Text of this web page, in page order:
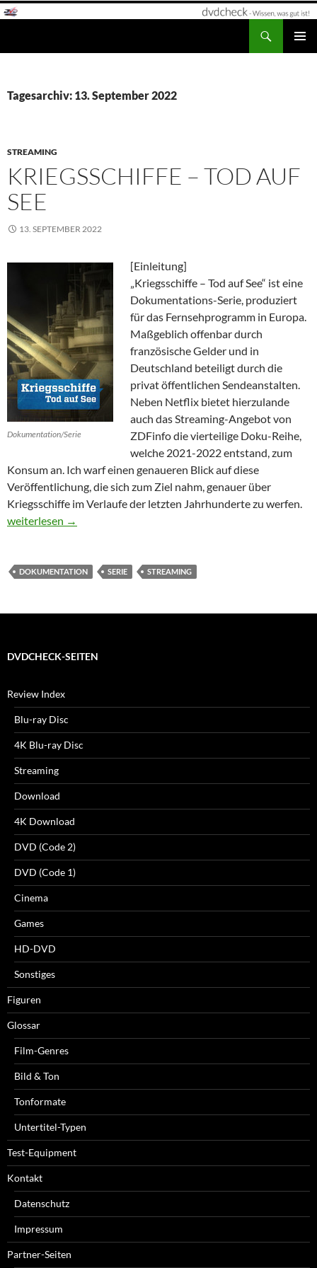
Zum
Tagesarchiv: 13. September 2022
STREAMING
KRIEGSSCHIFFE – TOD AUF
SEE
13. SEPTEMBER 2022
Dokumentation/Serie
[Einleitung]
„Kriegsschiffe – Tod auf See“ ist eine
Dokumentations-Serie, produziert
für das Fernsehprogramm in Europa.
Maßgeblich offenbar durch
französische Gelder und in
Deutschland beteiligt durch die
privat öffentlichen Sendeanstalten.
Neben Netflix bietet hierzulande
auch das Streaming-Angebot von
ZDFinfo die vierteilige Doku-Reihe,
welche 2021-2022 entstand, zum
Konsum an. Ich warf einen genaueren Blick auf diese
Veröffentlichung, die sich zum Ziel nahm, genauer über
Kriegsschiffe im Verlaufe der letzten Jahrhunderte zu werfen.
Kriegsschiffe – Tod auf See
weiterlesen →
DOKUMENTATION SERIE STREAMING
DVDCHECK-SEITEN
Review Index
Blu-ray Disc
4K Blu-ray Disc
Streaming
Download
4K Download
DVD (Code 2)
DVD (Code 1)
Cinema
Games
HD-DVD
Sonstiges
Figuren
Glossar
Film-Genres
Bild & Ton
Tonformate
Untertitel-Typen
Test-Equipment
Kontakt
Datenschutz
Impressum
Partner-Seiten